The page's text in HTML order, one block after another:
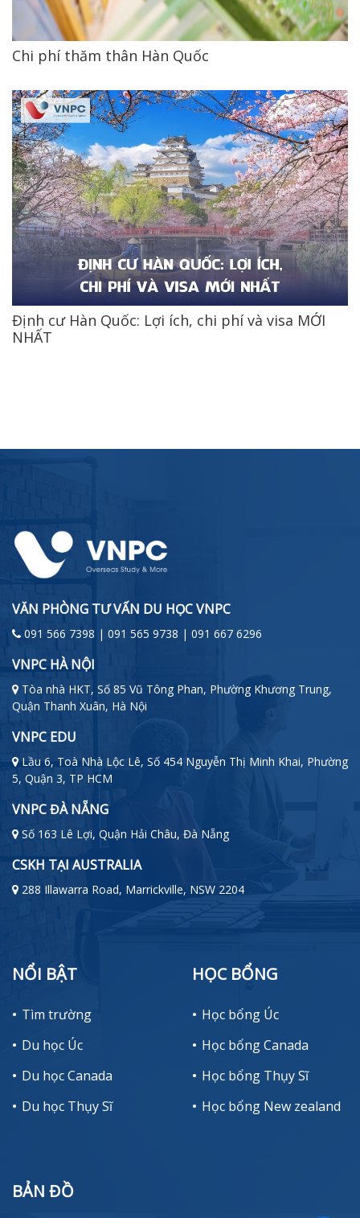
Chi phí thăm thân Hàn Quốc
Định cư Hàn Quốc: Lợi ích, chi phí và visa MỚI
NHẤT
VĂN PHÒNG TƯ VẤN DU HỌC VNPC
091 566 7398 | 091 565 9738 | 091 667 6296
VNPC HÀ NỘI
Tòa nhà HKT, Số 85 Vũ Tông Phan, Phường Khương Trung,
Quận Thanh Xuân, Hà Nội
VNPC EDU
Lầu 6, Toà Nhà Lộc Lê, Số 454 Nguyễn Thị Minh Khai, Phường
5, Quận 3, TP HCM
VNPC ĐÀ NẴNG
Số 163 Lê Lợi, Quận Hải Châu, Đà Nẵng
CSKH TẠI AUSTRALIA
288 Illawarra Road, Marrickville, NSW 2204
NỔI BẬT
Tìm trường
Du học Úc
Du học Canada
Du học Thụy Sĩ
HỌC BỔNG
Học bổng Úc
Học bổng Canada
Học bổng Thụy Sĩ
Học bổng New zealand
BẢN ĐỒ